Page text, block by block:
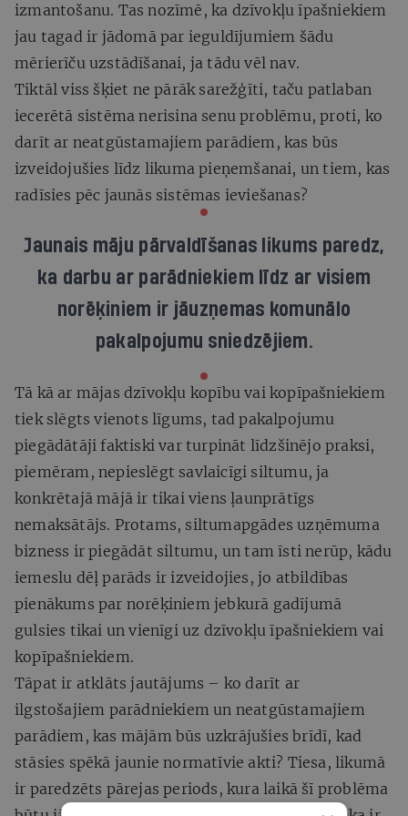
izmantošanu. Tas nozīmē, ka dzīvokļu īpašniekiem
jau tagad ir jādomā par ieguldījumiem šādu
mērierīču uzstādīšanai, ja tādu vēl nav.
Tiktāl viss šķiet ne pārāk sarežģīti, taču patlaban
iecerētā sistēma nerisina senu problēmu, proti, ko
darīt ar neatgūstamajiem parādiem, kas būs
izveidojušies līdz likuma pieņemšanai, un tiem, kas
radīsies pēc jaunās sistēmas ieviešanas?
Jaunais māju pārvaldīšanas likums paredz,
ka darbu ar parādniekiem līdz ar visiem
norēķiniem ir jāuzņemas komunālo
pakalpojumu sniedzējiem.
Tā kā ar mājas dzīvokļu kopību vai kopīpašniekiem
tiek slēgts vienots līgums, tad pakalpojumu
piegādātāji faktiski var turpināt līdzšinējo praksi,
piemēram, nepieslēgt savlaicīgi siltumu, ja
konkrētajā mājā ir tikai viens ļaunprātīgs
nemaksātājs. Protams, siltumapgādes uzņēmuma
bizness ir piegādāt siltumu, un tam īsti nerūp, kādu
iemeslu dēļ parāds ir izveidojies, jo atbildības
pienākums par norēķiniem jebkurā gadījumā
gulsies tikai un vienīgi uz dzīvokļu īpašniekiem vai
kopīpašniekiem.
Tāpat ir atklāts jautājums – ko darīt ar
ilgstošajiem parādniekiem un neatgūstamajiem
parādiem, kas mājām būs uzkrājušies brīdī, kad
stāsies spēkā jaunie normatīvie akti? Tiesa, likumā
ir paredzēts pārejas periods, kura laikā šī problēma